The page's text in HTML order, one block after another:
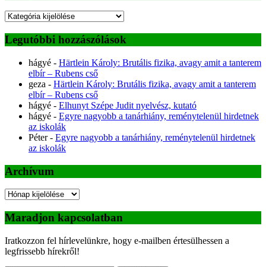
Kategóriák
Legutóbbi hozzászólások
hágyé - Härtlein Károly: Brutális fizika, avagy amit a tanterem
elbír – Rubens cső
geza - Härtlein Károly: Brutális fizika, avagy amit a tanterem
elbír – Rubens cső
hágyé - Elhunyt Szépe Judit nyelvész, kutató
hágyé - Egyre nagyobb a tanárhiány, reménytelenül hirdetnek
az iskolák
Péter- Egyre nagyobb a tanárhiány, reménytelenül hirdetnek
az iskolák
Archívum
Archívum
Maradjon kapcsolatban
Iratkozzon fel hírlevelünkre, hogy e-mailben értesülhessen a
legfrissebb hírekről!